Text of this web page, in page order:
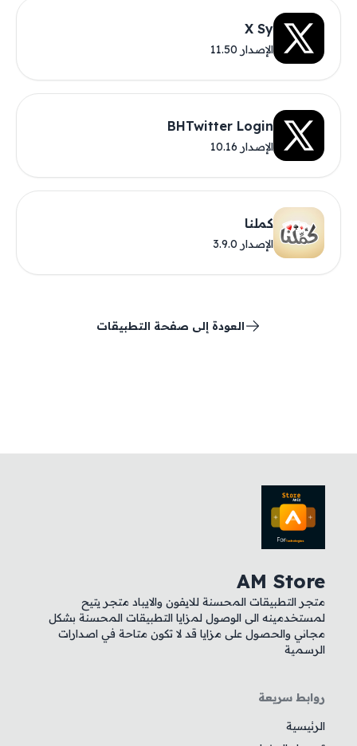
X Sy
الإصدار 11.50
BHTwitter Login
الإصدار 10.16
كملنا
الإصدار 3.9.0
العودة إلى صفحة التطبيقات
AM Store
متجر التطبيقات المحسنة للايفون والايباد متجر يتيح
لمستخدمينه الى الوصول لمزايا التطبيقات المحسنة بشكل
مجاني والحصول على مزايا قد لا تكون متاحة في اصدارات
الرسمية
روابط سريعة
الرئيسية